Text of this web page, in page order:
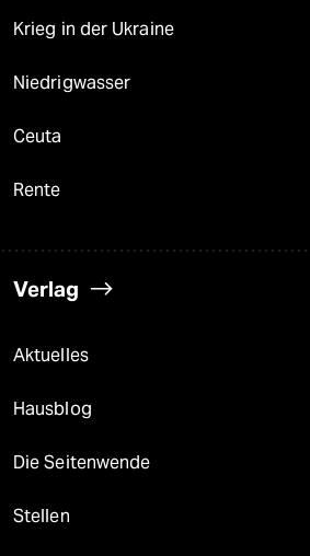
Krieg in der Ukraine
Niedrigwasser
Ceuta
Rente
Verlag
Aktuelles
Hausblog
Die Seitenwende
Stellen